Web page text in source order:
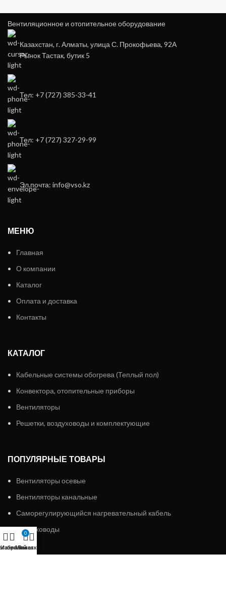
Вентиляционное и отопительное оборудование
Казахстан, г. Алматы, улица С. Прокофьева, 92А
Рынок Тастак, бутик 5
Тел: +7 (727) 385-33-41
Тел: +7 (727) 327-29-99
Эл.почта: info@vso.kz
МЕНЮ
Главная
О компании
Каталог
Оплата и доставка
Контакты
КАТАЛОГ
Кабельные системы обогрева (Теплый пол)
Конвектора, отопительные приборы
Вентиляторы
Решетки, воздуховоды и комплектующие
ПОПУЛЯРНЫЕ ТОВАРЫ
Вентиляторы осевые
Вентиляторы канальные
Саморегулирующийся нагревательный кабель
Воздуховоды
Избранное
0
Заказ
Мой аккаунт